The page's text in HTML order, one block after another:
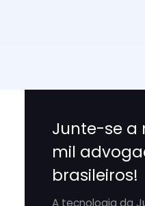
Junte-se a
mil
brasileiros!
A tecnologia da